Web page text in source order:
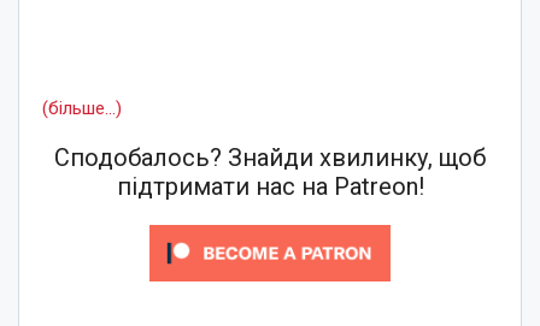
(більше…)
Сподобалось? Знайди хвилинку, щоб
підтримати нас на Patreon!